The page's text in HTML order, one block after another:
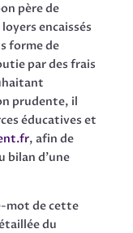
père de
encaissés
forme de
par des frais
prudente, il
éducatives et
, afin de
bilan d’une
mot de cette
du